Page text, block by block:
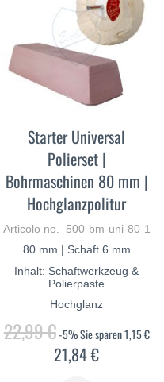
Starter Universal
Polierset |
Bohrmaschinen 80 mm |
Hochglanzpolitur
Articolo no. 500-bm-uni-80-1
80 mm | Schaft 6 mm
Inhalt: Schaftwerkzeug &
Polierpaste
Hochglanz
22,99 €-5%Sie sparen1,15 €
21,84 €